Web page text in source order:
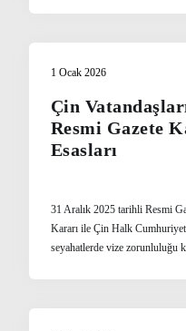
1 Ocak 2026
Çin
Resmi Gazete
Esasları
31 Aralık 2025 tarihli Resmi
Kararı ile Çin Halk
seyahatlerde vize zorunluluğu